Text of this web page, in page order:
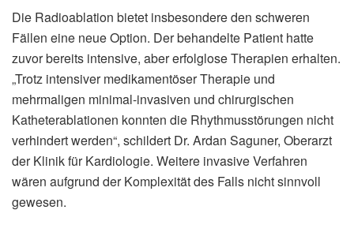
Die Radioablation bietet insbesondere den schweren
Fällen eine neue Option. Der behandelte Patient hatte
zuvor bereits intensive, aber erfolglose Therapien erhalten.
„Trotz intensiver medikamentöser Therapie und
mehrmaligen minimal-invasiven und chirurgischen
Katheterablationen konnten die Rhythmusstörungen nicht
verhindert werden“, schildert Dr. Ardan Saguner, Oberarzt
der Klinik für Kardiologie. Weitere invasive Verfahren
wären aufgrund der Komplexität des Falls nicht sinnvoll
gewesen.